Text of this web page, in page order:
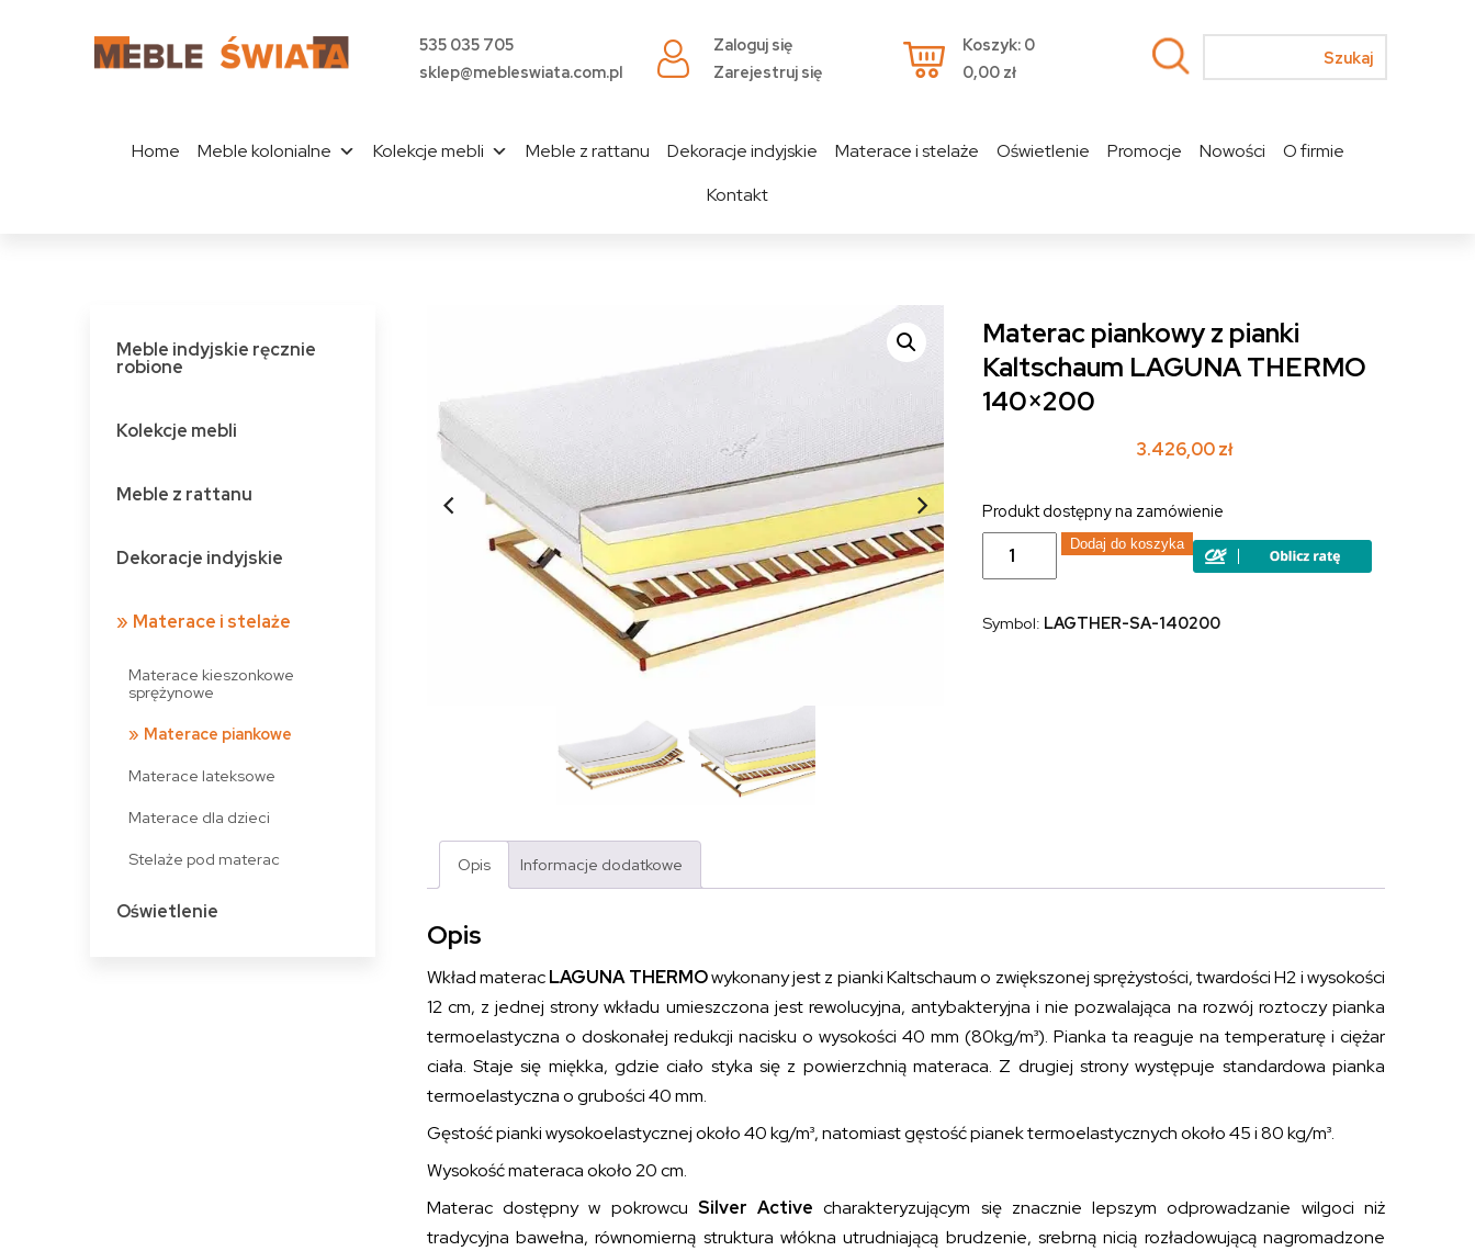
535 035 705
sklep@mebleswiata.com.pl
Zaloguj się
Zarejestruj się
Koszyk: 0
0,00 zł
Home Meble kolonialne Kolekcje mebli Meble z rattanu Dekoracje indyjskie Materace i stelaże Oświetlenie Promocje Nowości
O firmie
Kontakt
Meble indyjskie ręcznie
robione
Kolekcje mebli
Meble z rattanu
Dekoracje indyjskie
Materace i stelaże
Materace kieszonkowe
sprężynowe
Materace piankowe
Materace lateksowe
Materace dla dzieci
Stelaże pod materac
Oświetlenie
Materac piankowy z pianki
Kaltschaum LAGUNA THERMO
140×200
3.426,00zł
Produkt dostępny na zamówienie
ilość
Materac
piankowy
Kaltschaum
Dodaj do koszyka
Symbol: LAGTHER-SA-140200
Opis Informacje dodatkowe
Opis
Wkład materacLAGUNA THERMOwykonany jest z pianki Kaltschaum o zwiększonej sprężystości, twardości H2 i wysokości
12 cm, z jednej strony wkładu umieszczona jest rewolucyjna, antybakteryjna i nie pozwalająca na rozwój roztoczy pianka
termoelastyczna o doskonałej redukcji nacisku o wysokości 40 mm (80kg/m³). Pianka ta reaguje na temperaturę i ciężar
ciała. Staje się miękka, gdzie ciało styka się z powierzchnią materaca. Z drugiej strony występuje standardowa pianka
termoelastyczna o grubości 40 mm.
Gęstość pianki wysokoelastycznej około 40 kg/m³, natomiast gęstość pianek termoelastycznych około 45 i 80 kg/m³.
Wysokość materaca około 20 cm.
Materac dostępny w pokrowcu Silver Active charakteryzującym się znacznie lepszym odprowadzanie wilgoci niż
tradycyjna bawełna, równomierną struktura włókna utrudniającą brudzenie, srebrną nicią rozładowującą nagromadzone